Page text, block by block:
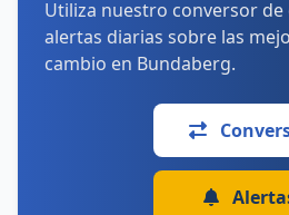
Utiliza nuestro conversor de
alertas diarias sobre las
cambio en Bundaberg.